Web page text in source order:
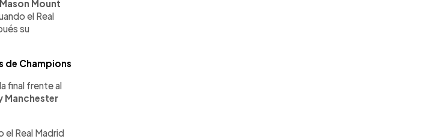
Mason Mount
el Real
su
de Champions
final frente al
Manchester
el Real Madrid